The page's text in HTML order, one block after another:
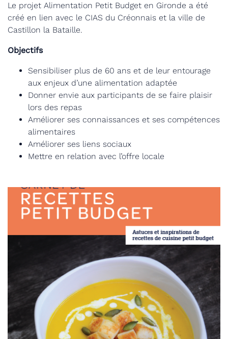
Le projet Alimentation Petit Budget en Gironde a été
créé en lien avec le CIAS du Créonnais et la ville de
Castillon la Bataille.
Objectifs
Sensibiliser plus de 60 ans et de leur entourage
aux enjeux d’une alimentation adaptée
Donner envie aux participants de se faire plaisir
lors des repas
Améliorer ses connaissances et ses compétences
alimentaires
Améliorer ses liens sociaux
Mettre en relation avec l’offre locale